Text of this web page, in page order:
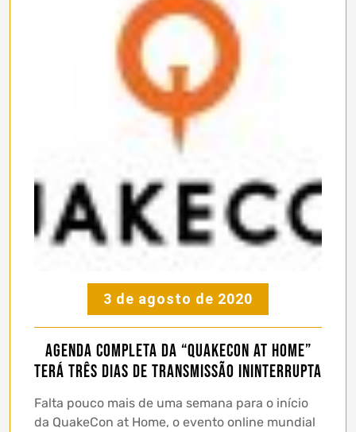
3 de agosto de 2020
Agenda completa da “QuakeCon at Home”
terá três dias de transmissão ininterrupta
Falta pouco mais de uma semana para o início
da QuakeCon at Home, o evento online mundial